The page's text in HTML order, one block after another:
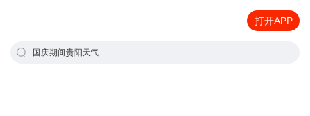
打开APP
国庆期间贵阳天气